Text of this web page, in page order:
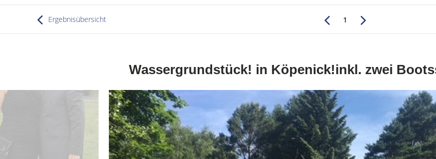
Ergebnisübersicht 1
Wassergrundstück! in Köpenick!inkl. zwei